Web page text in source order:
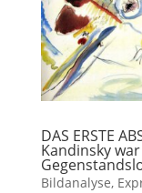
DAS ERSTE
Kandinsky
Bildanalyse,